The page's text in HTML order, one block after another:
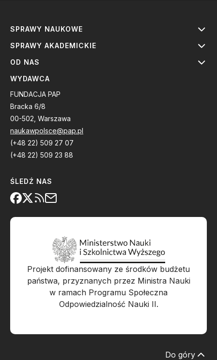
SPRAWY NAUKOWE
SPRAWY AKADEMICKIE
OD NAS
WYDAWCA
FUNDACJA PAP
Bracka 6/8
00-502, Warszawa
naukawpolsce@pap.pl
(+48 22) 509 27 07
(+48 22) 509 23 88
ŚLEDŹ NAS
Projekt dofinansowany ze środków budżetu
państwa, przyznanych przez Ministra Nauki
w ramach Programu Społeczna
Odpowiedzialność Nauki II.
Do góry